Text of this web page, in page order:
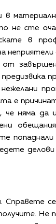
в
не сте
в
е
няма да
попаднали
се
Не